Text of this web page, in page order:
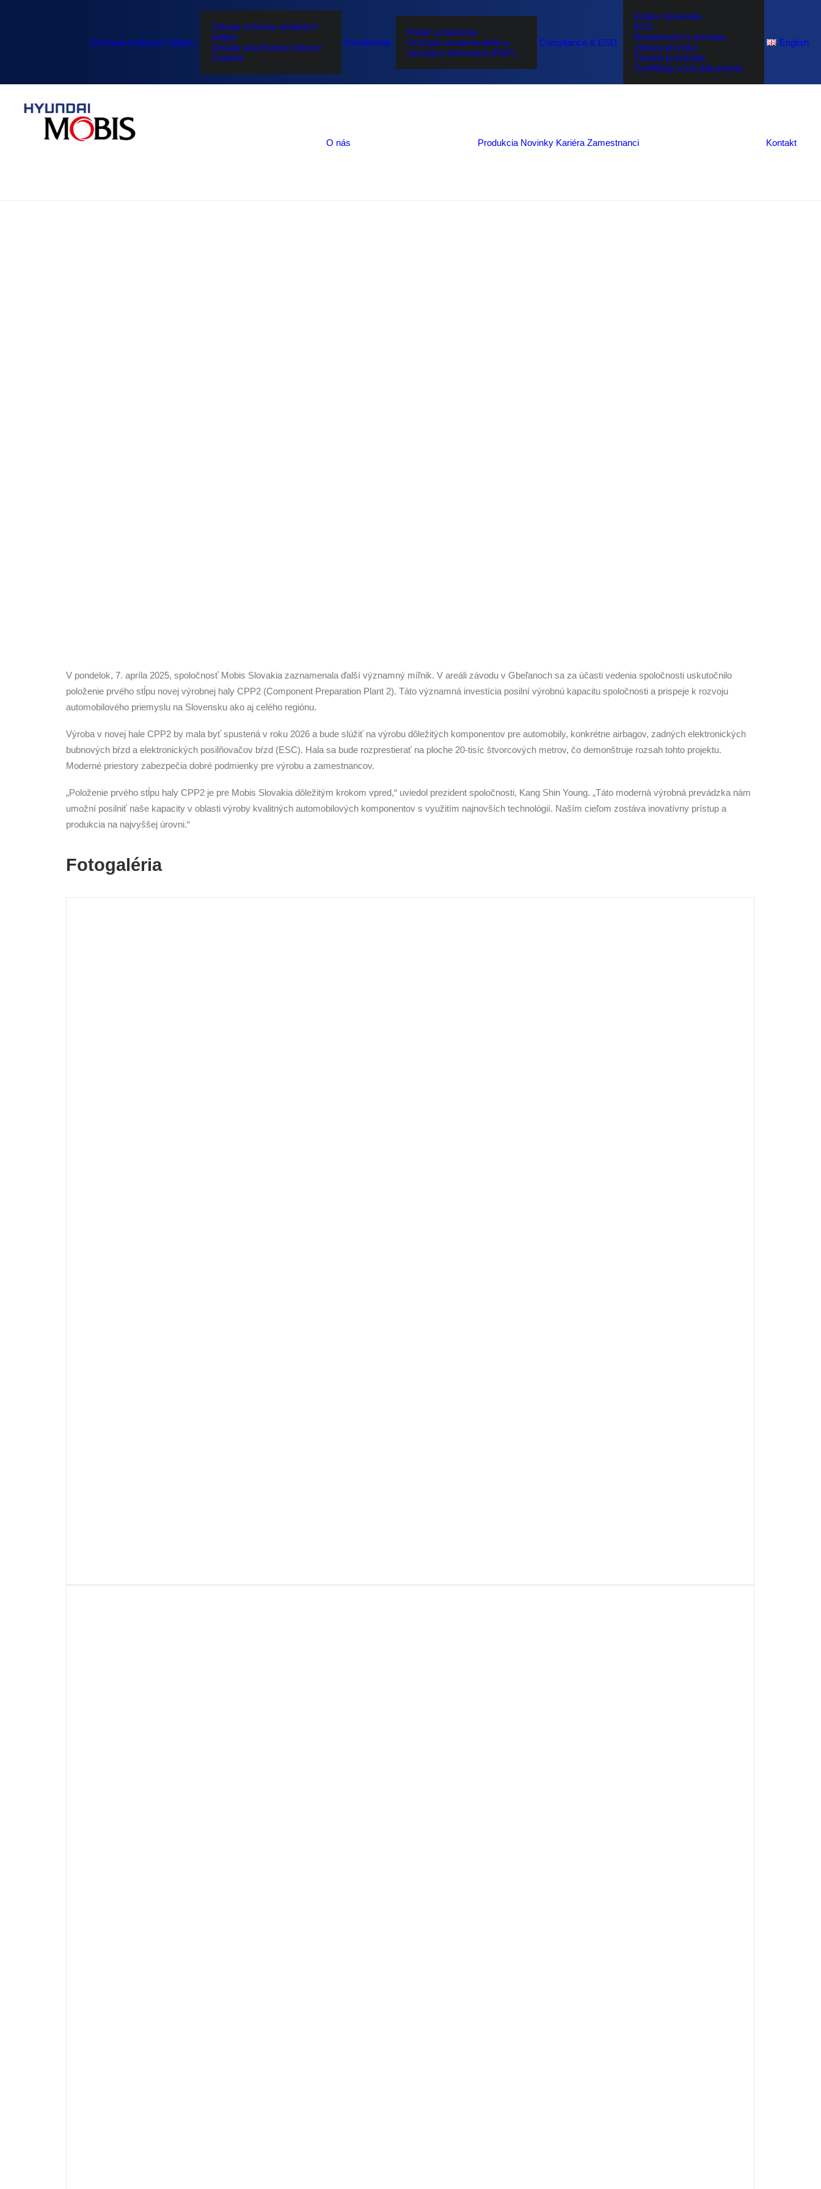
Ochrana osobných údajov
Zásady ochrany osobných
údajov
Zásady používania súborov
Cookies
Oznámenia
Podať oznámenie
Ochrana oznamovateľa a
súvisiace informácie (PDF)
Compliance & ESG
Kódex správania
ESG
Bezpečnosť a ochrana
zdravia pri práci
Životné prostredie
Certifikáty a iné dokumenty
English
O nás Produkcia Novinky Kariéra Zamestnanci Kontakt
Investícia do inovácií a budúcnosti
V pondelok, 7. apríla 2025, spoločnosť Mobis Slovakia zaznamenala ďalší významný míľnik. V areáli závodu v Gbeľanoch sa za účasti vedenia spoločnosti uskutočnilo
položenie prvého stĺpu novej výrobnej haly CPP2 (Component Preparation Plant 2). Táto významná investícia posilní výrobnú kapacitu spoločnosti a prispeje k rozvoju
automobilového priemyslu na Slovensku ako aj celého regiónu.
Výroba v novej hale CPP2 by mala byť spustená v roku 2026 a bude slúžiť na výrobu dôležitých komponentov pre automobily, konkrétne airbagov, zadných elektronických
bubnových bŕzd a elektronických posilňovačov bŕzd (ESC). Hala sa bude rozprestierať na ploche 20-tisíc štvorcových metrov, čo demonštruje rozsah tohto projektu.
Moderné priestory zabezpečia dobré podmienky pre výrobu a zamestnancov.
„Položenie prvého stĺpu haly CPP2 je pre Mobis Slovakia dôležitým krokom vpred,“ uviedol prezident spoločnosti, Kang Shin Young. „Táto moderná výrobná prevádzka nám
umožní posilniť naše kapacity v oblasti výroby kvalitných automobilových komponentov s využitím najnovších technológií. Naším cieľom zostáva inovatívny prístup a
produkcia na najvyššej úrovni.“
Fotogaléria